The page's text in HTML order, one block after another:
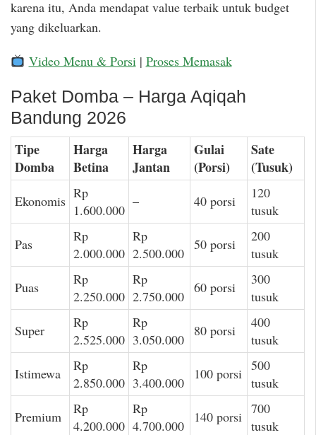
karena itu, Anda mendapat value terbaik untuk budget
yang dikeluarkan.
Video Menu & Porsi| Proses Memasak
Paket Domba – Harga Aqiqah
Bandung 2026
Tipe
Domba
Harga
Betina
Harga
Jantan
Gulai
(Porsi)
Sate
(Tusuk)
Ekonomis Rp
1.600.000
– 40 porsi
120
tusuk
Pas
Rp
2.000.000
Rp
2.500.000
50 porsi
200
tusuk
Puas
Rp
2.250.000
Rp
2.750.000
60 porsi
300
tusuk
Super
Rp
2.525.000
Rp
3.050.000
80 porsi
400
tusuk
Istimewa
Rp
2.850.000
Rp
3.400.000
100 porsi 500
tusuk
Premium
Rp
4.200.000
Rp
4.700.000
140 porsi 700
tusuk